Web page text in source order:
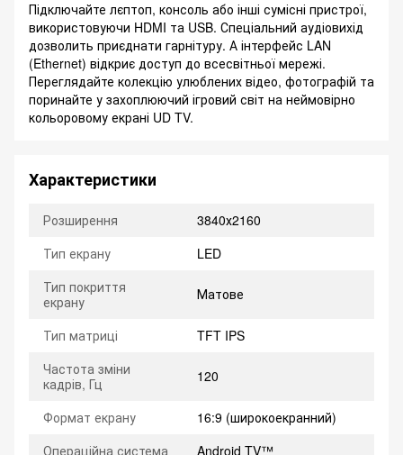
Підключайте лєптоп, консоль або інші сумісні пристрої,
використовуючи HDMI та USB. Спеціальний аудіовихід
дозволить приєднати гарнітуру. А інтерфейс LAN
(Ethernet) відкриє доступ до всесвітньої мережі.
Переглядайте колекцію улюблених відео, фотографій та
поринайте у захоплюючий ігровий світ на неймовірно
кольоровому екрані UD TV.
Характеристики
Розширення
3840х2160
Тип екрану
LED
Тип покриття
екрану
Матове
Тип матриці
TFT IPS
Частота зміни
кадрів, Гц
120
Формат екрану
16:9 (широкоекранний)
Операційна система
Android TV™